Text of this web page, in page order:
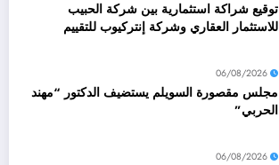
توقيع شراكة استثمارية بين شركة الحبيب
للاستثمار العقاري وشركة إنتركيوب للتقييم
06/08/2026
مجلس مقصورة السويلم يستضيف الدكتور “مهند
الحربي”
06/08/2026